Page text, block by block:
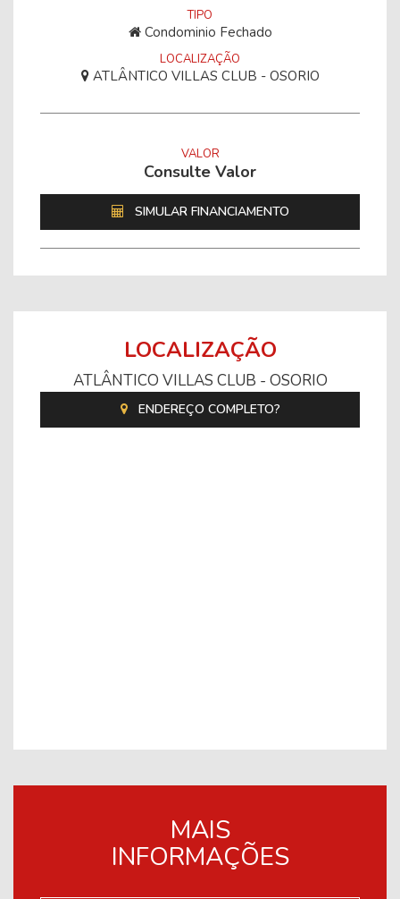
TIPO
Condominio Fechado
LOCALIZAÇÃO
ATLÂNTICO VILLAS CLUB - OSORIO
VALOR
Consulte Valor
SIMULAR FINANCIAMENTO
LOCALIZAÇÃO
ATLÂNTICO VILLAS CLUB - OSORIO
ENDEREÇO COMPLETO?
MAIS
INFORMAÇÕES